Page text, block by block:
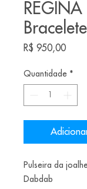
REGINA
Bracelete
R$ 950,00Preço
Quantidade *
Pulseira da
Dabdab